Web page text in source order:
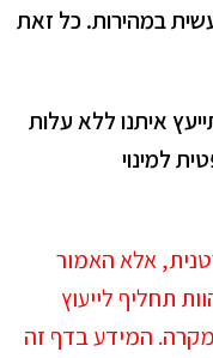
במהירות. כל זאת
איתנו ללא עלות
למינוי
אלא האמור
תחליף לייעוץ
המידע בדף זה